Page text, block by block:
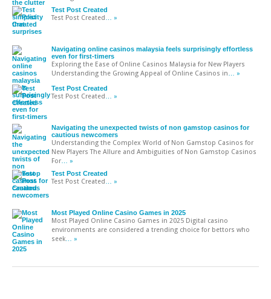
Test Post Created
Test Post Created … »
Navigating online casinos malaysia feels surprisingly effortless
even for first-timers
Exploring the Ease of Online Casinos Malaysia for New Players
Understanding the Growing Appeal of Online Casinos in … »
Test Post Created
Test Post Created … »
Navigating the unexpected twists of non gamstop casinos for
cautious newcomers
Understanding the Complex World of Non Gamstop Casinos for
New Players The Allure and Ambiguities of Non Gamstop Casinos
For … »
Test Post Created
Test Post Created … »
Most Played Online Casino Games in 2025
Most Played Online Casino Games in 2025 Digital casino
environments are considered a trending choice for bettors who
seek … »